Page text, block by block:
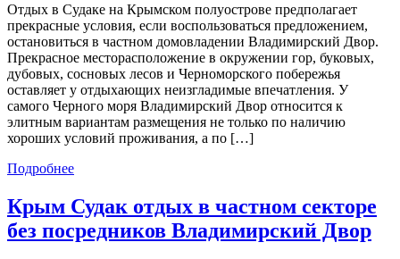
Отдых в Судаке на Крымском полуострове предполагает
прекрасные условия, если воспользоваться предложением,
остановиться в частном домовладении Владимирский Двор.
Прекрасное месторасположение в окружении гор, буковых,
дубовых, сосновых лесов и Черноморского побережья
оставляет у отдыхающих неизгладимые впечатления. У
самого Черного моря Владимирский Двор относится к
элитным вариантам размещения не только по наличию
хороших условий проживания, а по […]
Подробнее
Крым Судак отдых в частном секторе
без посредников Владимирский Двор